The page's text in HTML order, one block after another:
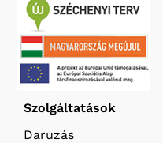
Szolgáltatások
Daruzás